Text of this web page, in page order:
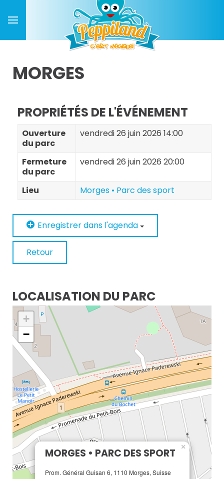
MORGES
PROPRIÉTÉS DE L'ÉVÉNEMENT
Ouverture
du parc
vendredi 26 juin 2026 14:00
Fermeture
du parc
vendredi 26 juin 2026 20:00
Lieu Morges • Parc des sport
Enregistrer dans l'agenda
Retour
LOCALISATION DU PARC
MORGES • PARC DES SPORT
Prom. Général Guisan 6, 1110 Morges, Suisse
×
+
−